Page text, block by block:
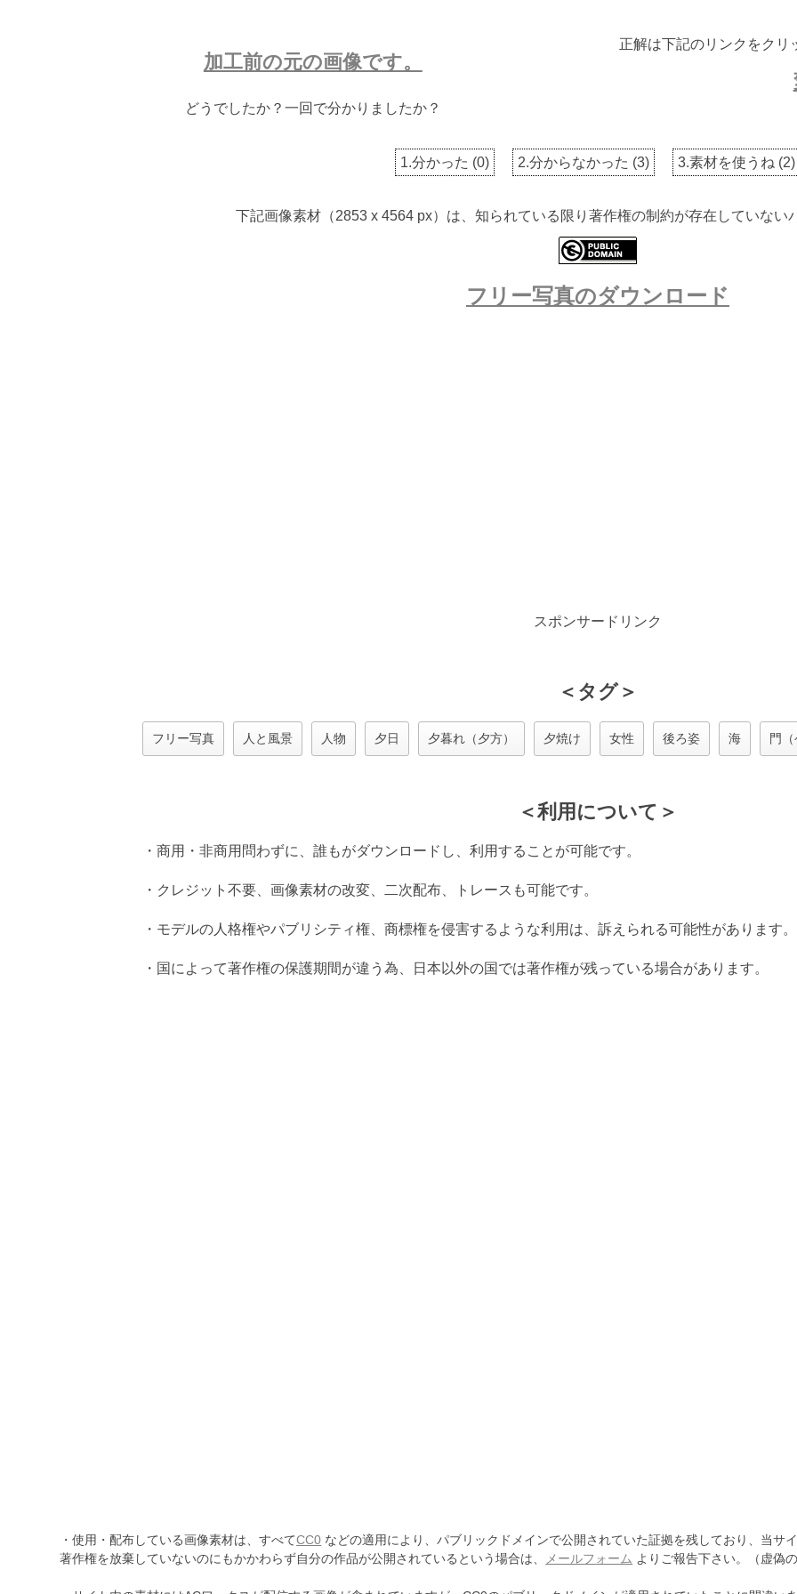
正解は下記のリンクをクリ
加工前の元の画像です。
どうでしたか？一回で分かりましたか？
1.分かった (0) 2.分からなかった (3) 3.素材を使うね (2)
下記画像素材（2853 x 4564 px）は、知られている限り著作権の制約が存在していない
フリー写真のダウンロード
スポンサードリンク
＜タグ＞
フリー写真 人と風景 人物 夕日 夕暮れ（夕方） 夕焼け 女性 後ろ姿 海 門
＜利用について＞
・商用・非商用問わずに、誰もがダウンロードし、利用することが可能です。
・クレジット不要、画像素材の改変、二次配布、トレースも可能です。
・モデルの人格権やパブリシティ権、商標権を侵害するような利用は、訴えられる可能性があります。
・国によって著作権の保護期間が違う為、日本以外の国では著作権が残っている場合があります。
・使用・配布している画像素材は、すべてCC0 などの適用により、パブリックドメインで公開されていた証拠を残しており、当サ
著作権を放棄していないのにもかかわらず自分の作品が公開されているという場合は、
メールフォーム よりご報告下さい。（虚偽